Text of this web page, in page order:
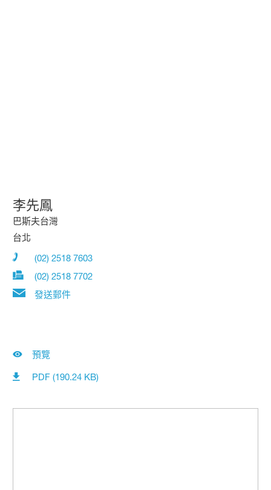
李先鳳
巴斯夫台灣
台北
(02) 2518 7603
(02) 2518 7702
發送郵件
預覽
PDF (190.24 KB)